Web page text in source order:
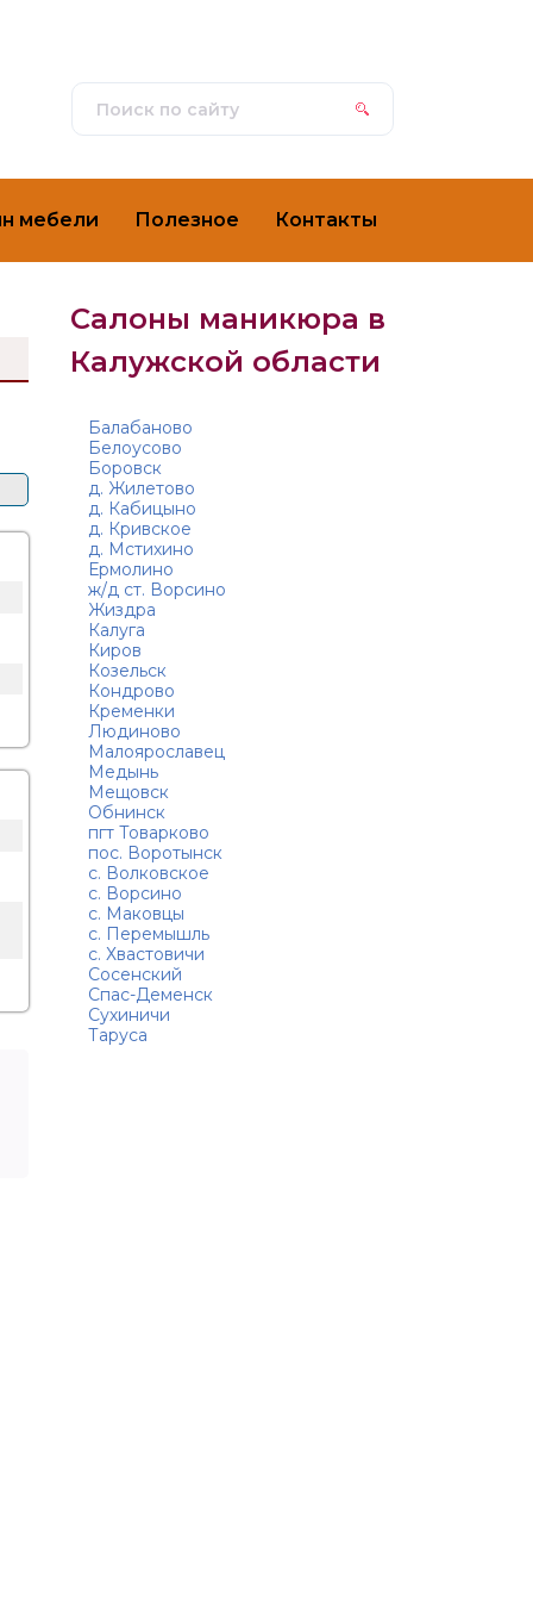
мебели Полезное Контакты
Салоны маникюра в
Калужской области
Балабаново
Белоусово
Боровск
д. Жилетово
д. Кабицыно
д. Кривское
д. Мстихино
Ермолино
ж/д ст. Ворсино
Жиздра
Калуга
Киров
Козельск
Кондрово
Кременки
Людиново
Малоярославец
Медынь
Мещовск
Обнинск
пгт Товарково
пос. Воротынск
с. Волковское
с. Ворсино
с. Маковцы
с. Перемышль
с. Хвастовичи
Сосенский
Спас-Деменск
Сухиничи
Таруса